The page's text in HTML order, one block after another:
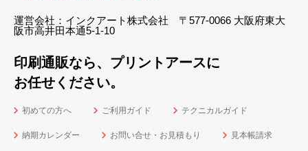
運営会社：インクアート株式会社 〒577-0066 大阪府東大
阪市高井田本通5-1-10
印刷通販なら、プリントアースに
お任せください。
初めての方へ ご利用ガイド テクニカルガイド
納期カレンダー お問い合せ・お見積もり 見本帳請求